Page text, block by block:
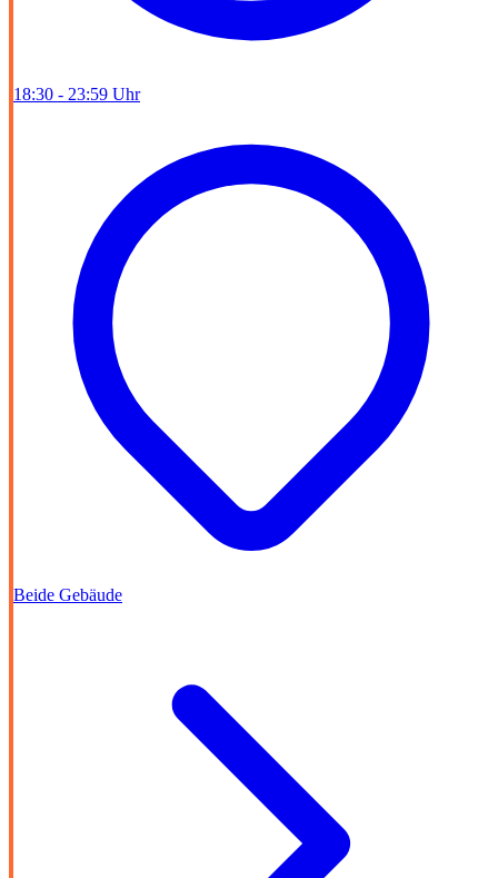
18:30 - 23:59 Uhr
Beide Gebäude